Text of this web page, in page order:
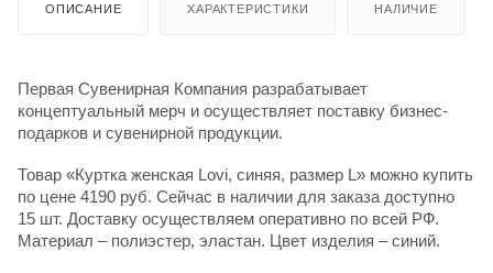
ОПИСАНИЕ ХАРАКТЕРИСТИКИ НАЛИЧИЕ
Первая Сувенирная Компания разрабатывает
концептуальный мерч и осуществляет поставку бизнес-
подарков и сувенирной продукции.
Товар «Куртка женская Lovi, синяя, размер L» можно купить
по цене 4190 руб. Сейчас в наличии для заказа доступно
15 шт. Доставку осуществляем оперативно по всей РФ.
Материал – полиэстер, эластан. Цвет изделия – синий.